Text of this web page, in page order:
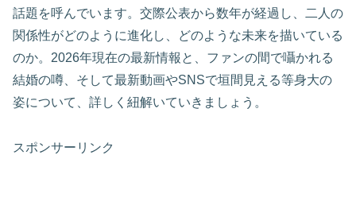
話題を呼んでいます。交際公表から数年が経過し、二人の
関係性がどのように進化し、どのような未来を描いている
のか。2026年現在の最新情報と、ファンの間で囁かれる
結婚の噂、そして最新動画やSNSで垣間見える等身大の
姿について、詳しく紐解いていきましょう。
スポンサーリンク